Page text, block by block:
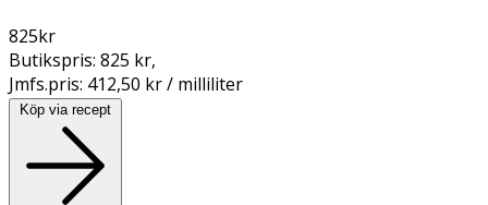
825kr
Butikspris: 825 kr,
Jmfs.pris: 412,50 kr / milliliter
Köp via recept